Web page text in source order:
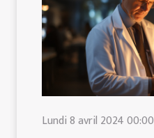
Lundi 8 avril 2024 00:00